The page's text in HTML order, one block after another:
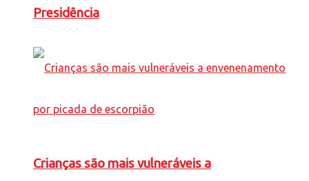
Presidência
Crianças são mais vulneráveis a